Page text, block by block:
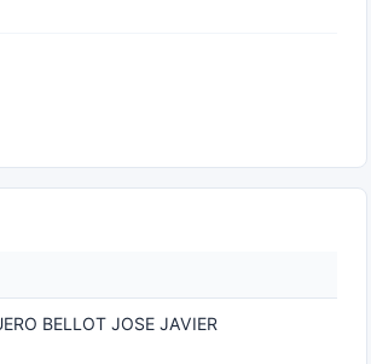
BELLOT JOSE JAVIER